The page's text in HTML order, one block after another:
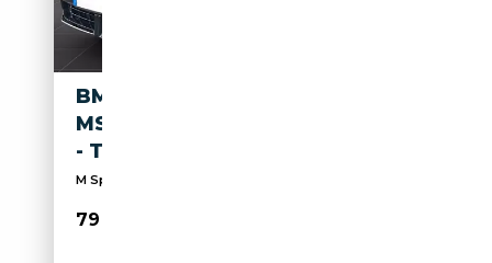
BMW X3 M 50I - XDRIVE -
MSPORT PRO - M SPORT PRO
- TETTO
M Sport Pro - Tetto
79 870€